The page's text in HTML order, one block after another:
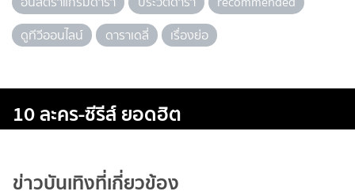
ดูทีวีออนไลน์
ดาราเดลี่ เรื่องย่อ
10 ละคร-ซีรีส์ ยอดฮิต
ข่าวบันเทิงที่เกี่ยวข้อง